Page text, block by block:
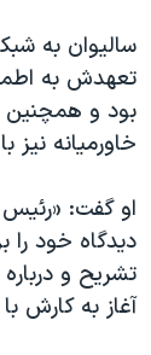
سفر پرزیدنت
سالیوان به
تعهدش به
بود و همچنین
خاورمیانه
او گفت:
دیدگاه خود
تشریح و
آغاز به کارش